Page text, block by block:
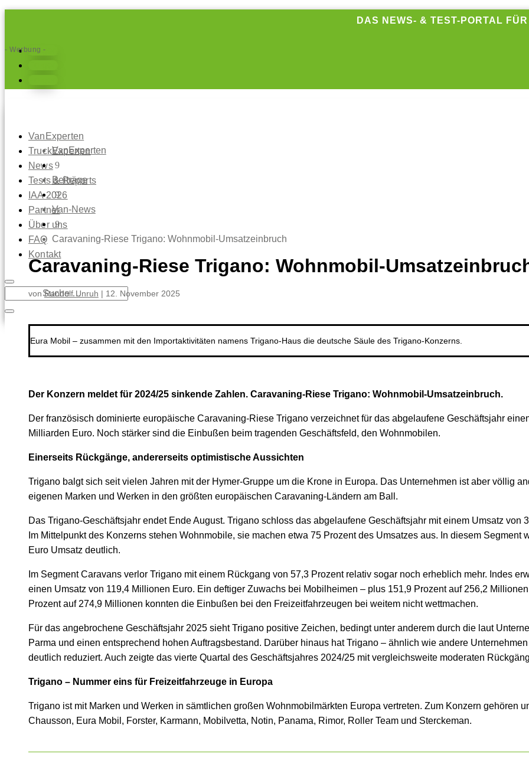
DAS NEWS- & TEST-PORTAL
Folgen
VanExperten
TruckExperten
News
Tests & Reports
IAA 2026
Partner
Über uns
FAQ
Kontakt
- Werbung -
VanExperten
9
Beiträge
9
Van-News
9
Caravaning-Riese Trigano: Wohnmobil-Umsatzeinbruch
Caravaning-Riese Trigano: Wohnmobil-
vonRandolf Unruh | 12. November 2025
Eura Mobil – zusammen mit den Importaktivitäten namens Trigano-Haus die deutsche Säule des Trigano-Konzerns.
Der Konzern meldet für 2024/25 sinkende Zahlen. Caravaning-Riese Trigano: Wohnmobil-Umsatzeinbruch.
Der französisch dominierte europäische Caravaning-Riese Trigano verzeichnet für das abgelaufene Geschäftsjahr
Milliarden Euro. Noch stärker sind die Einbußen beim tragenden Geschäftsfeld, den Wohnmobilen.
Einerseits Rückgänge, andererseits optimistische Aussichten
Trigano balgt sich seit vielen Jahren mit der Hymer-Gruppe um die Krone in Europa. Das Unternehmen ist aber völlig
eigenen Marken und Werken in den größten europäischen Caravaning-Ländern am Ball.
Das Trigano-Geschäftsjahr endet Ende August. Trigano schloss das abgelaufene Geschäftsjahr mit einem Umsatz
Im Mittelpunkt des Konzerns stehen Wohnmobile, sie machen etwa 75 Prozent des Umsatzes aus. In diesem Segment
Euro Umsatz deutlich.
Im Segment Caravans verlor Trigano mit einem Rückgang von 57,3 Prozent relativ sogar noch erheblich mehr. Indes
einen Umsatz von 119,4 Millionen Euro. Ein deftiger Zuwachs bei Mobilheimen – plus 151,9 Prozent auf 256,2
Prozent auf 274,9 Millionen konnten die Einbußen bei den Freizeitfahrzeugen bei weitem nicht wettmachen.
Für das angebrochene Geschäftsjahr 2025 sieht Trigano positive Zeichen, bedingt unter anderem durch die laut
Parma und einen entsprechend hohen Auftragsbestand. Darüber hinaus hat Trigano – ähnlich wie andere
deutlich reduziert. Auch zeigte das vierte Quartal des Geschäftsjahres 2024/25 mit vergleichsweite moderaten
Trigano – Nummer eins für Freizeitfahrzeuge in Europa
Trigano ist mit Marken und Werken in sämtlichen großen Wohnmobilmärkten Europa vertreten. Zum Konzern gehören
Chausson, Eura Mobil, Forster, Karmann, Mobilvetta, Notin, Panama, Rimor, Roller Team und Sterckeman.